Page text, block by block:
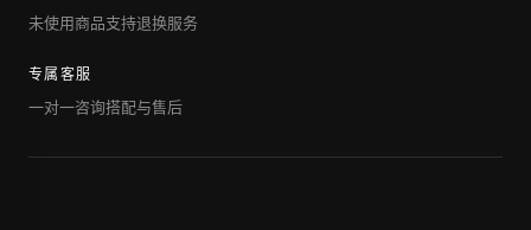
未使用商品支持退换服务
专属客服
一对一咨询搭配与售后